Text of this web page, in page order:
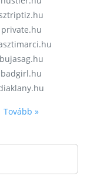
private.hu
bujasag.hu
badgirl.hu
Tovább »